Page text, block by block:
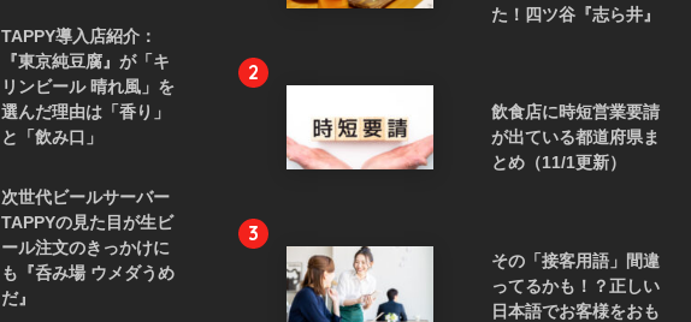
TAPPY導入店紹介：
『東京純豆腐』が「キ
リンビール 晴れ風」を
選んだ理由は「香り」
と「飲み口」
次世代ビールサーバー
TAPPYの見た目が生ビ
ール注文のきっかけに
も『呑み場 ウメダうめ
だ』
た！四ツ谷『志ら井』
2
飲食店に時短営業要請
が出ている都道府県ま
とめ（11/1更新）
3
その「接客用語」間違
ってるかも！？正しい
日本語でお客様をおも